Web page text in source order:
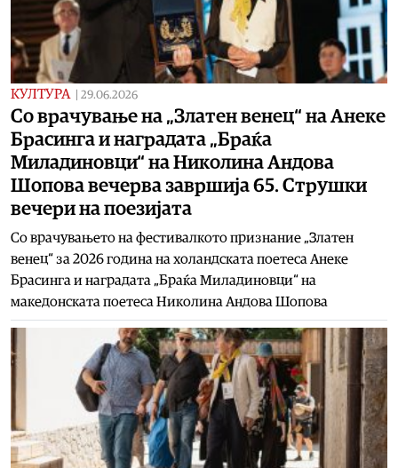
КУЛТУРА 29.06.2026
Со врачување на „Златен венец“ на Анеке
Брасинга и наградата „Браќа
Миладиновци“ на Николина Андова
Шопова вечерва завршија 65. Струшки
вечери на поезијата
Со врачувањето на фестивалкото признание „Златен
венец“ за 2026 година на холандската поетеса Анеке
Брасинга и наградата „Браќа Миладиновци“ на
македонската поетеса Николина Андова Шопова